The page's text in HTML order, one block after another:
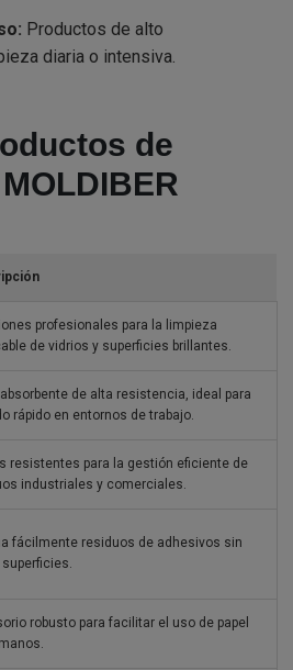
Productos de alto
diaria o intensiva.
de
profesionales para la limpieza
de vidrios y superficies brillantes.
absorbente de alta resistencia, ideal para
rápido en entornos de trabajo.
resistentes para la gestión eficiente de
industriales y comerciales.
fácilmente residuos de adhesivos sin
superficies.
robusto para facilitar el uso de papel